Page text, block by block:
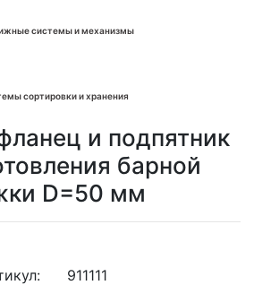
системы и механизмы
сортировки и хранения
и подпятник
барной
D=50 мм
911111